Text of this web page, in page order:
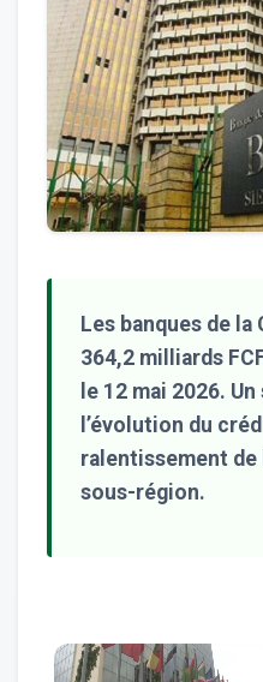
Les banques de
364,2 milliards
le 12 mai 2026.
l’évolution du
ralentissement de
sous-région.